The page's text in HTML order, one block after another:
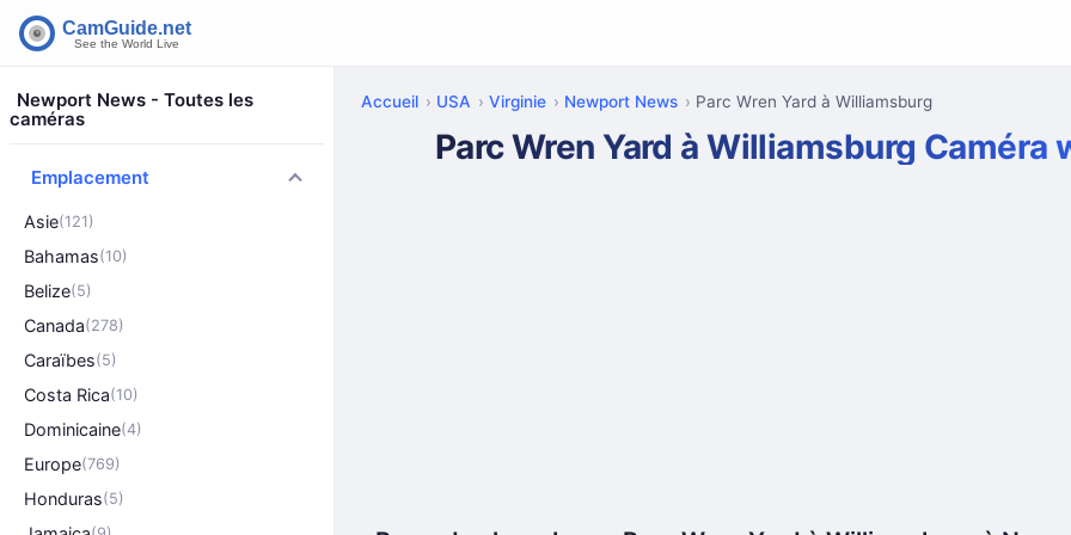
Newport News - Toutes les
caméras
Emplacement
Asie(121)
Bahamas(10)
Belize(5)
Canada(278)
Caraïbes(5)
Costa Rica(10)
Dominicaine(4)
Europe(769)
Honduras(5)
Accueil USA Virginie Newport News Parc Wren Yard à Williamsburg
Parc Wren Yard à Williamsburg Caméra